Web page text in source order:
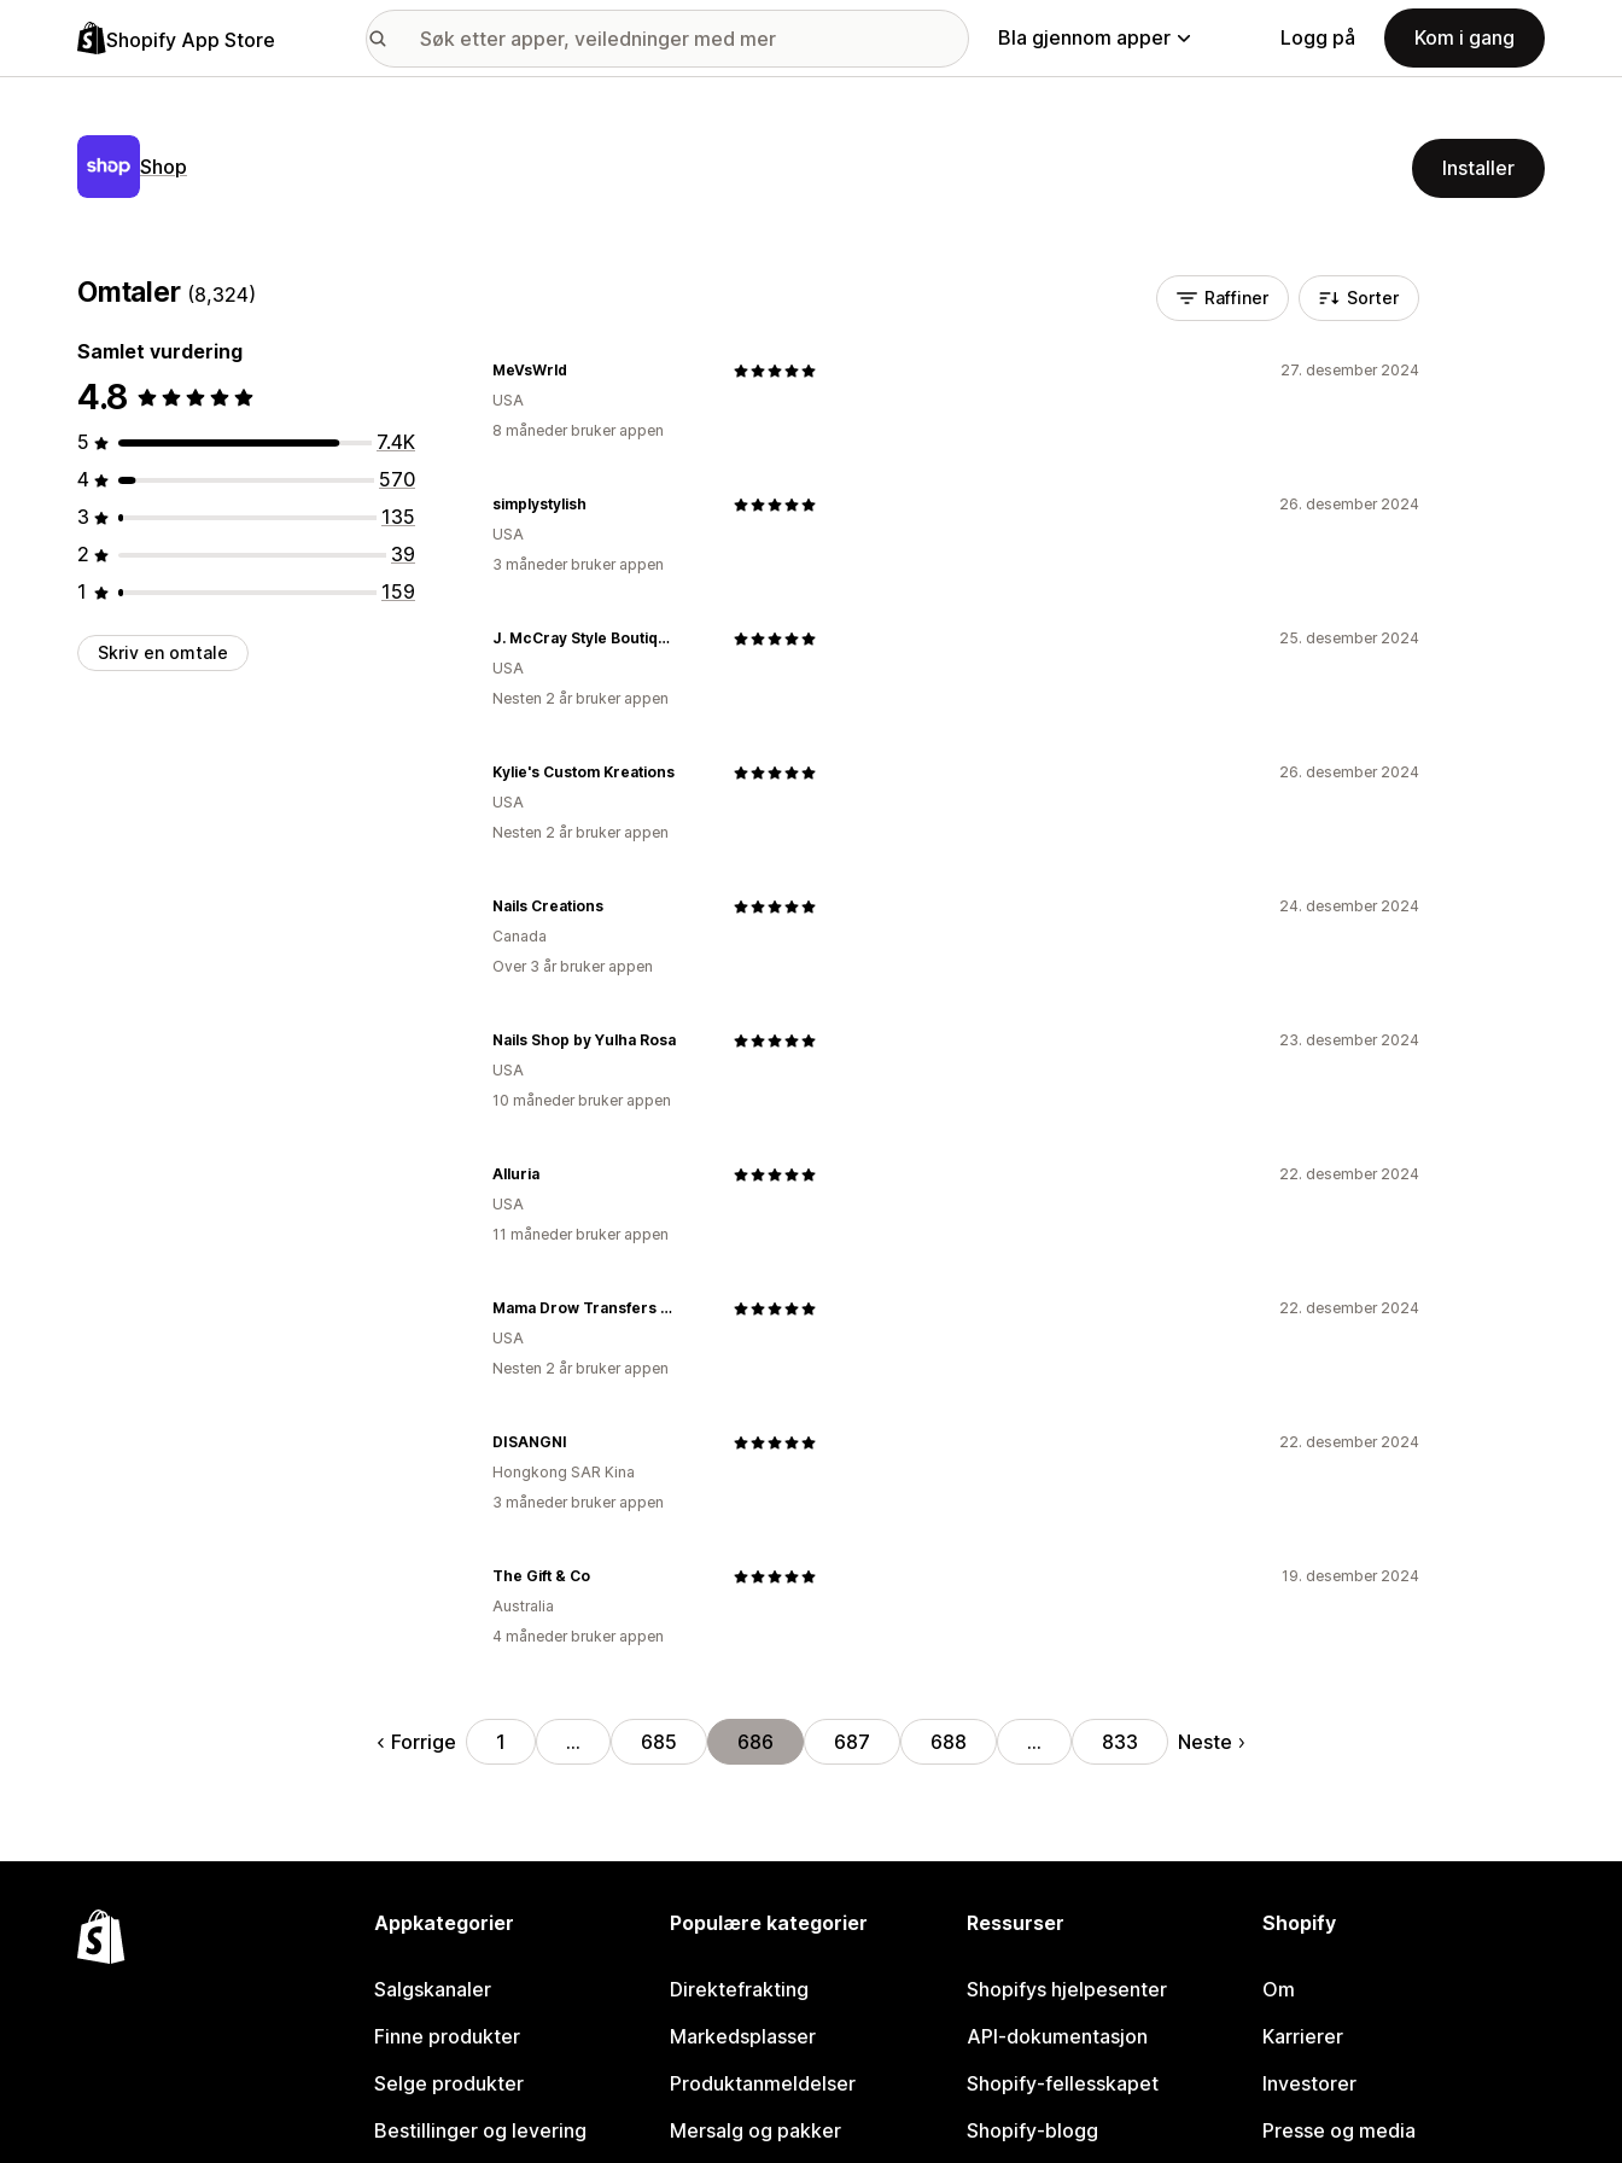
Shopify App Store Bla gjennom apper Logg på Kom i gang
Shop Installer
Omtaler (8,324)
Samlet vurdering
4.8
5
7.4K
4
570
3
135
2
39
1
159
Skriv en omtale
Raffiner Sorter
27. desember 2024
MeVsWrld
USA
8 måneder bruker appen
26. desember 2024
simplystylish
USA
3 måneder bruker appen
25. desember 2024
J. McCray Style Boutique
USA
Nesten 2 år bruker appen
26. desember 2024
Kylie's Custom Kreations
USA
Nesten 2 år bruker appen
24. desember 2024
Nails Creations
Canada
Over 3 år bruker appen
23. desember 2024
Nails Shop by Yulha Rosa
USA
10 måneder bruker appen
22. desember 2024
Alluria
USA
11 måneder bruker appen
22. desember 2024
Mama Drow Transfers & Boutique
USA
Nesten 2 år bruker appen
22. desember 2024
DISANGNI
Hongkong SAR Kina
3 måneder bruker appen
19. desember 2024
The Gift & Co
Australia
4 måneder bruker appen
Forrige 1 … 685 686 687 688 … 833 Neste
Appkategorier
Salgskanaler
Finne produkter
Selge produkter
Bestillinger og levering
Populære kategorier
Direktefrakting
Markedsplasser
Produktanmeldelser
Mersalg og pakker
Ressurser
Shopifys hjelpesenter
API-dokumentasjon
Shopify-fellesskapet
Shopify-blogg
Shopify
Om
Karrierer
Investorer
Presse og media